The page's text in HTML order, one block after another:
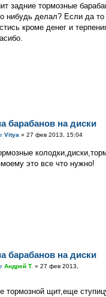
задние тормозные
нибудь делал? Если да
кроме денег и
барабанов на диски
Vitya » 27 фев 2013, 15:04
это все что нужно!
барабанов на диски
Андрей Т. » 27 фев 2013,
тормозной щит,еще